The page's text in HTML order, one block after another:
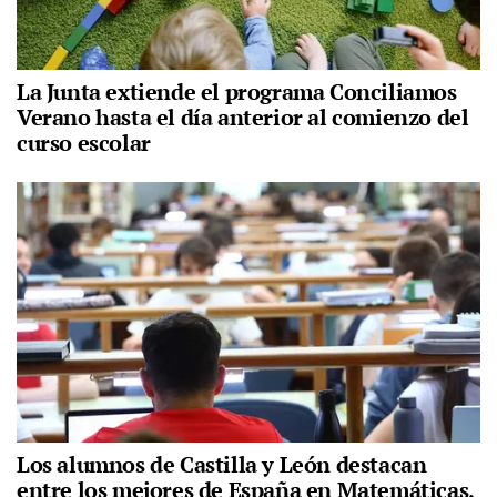
La Junta extiende el programa Conciliamos
Verano hasta el día anterior al comienzo del
curso escolar
Los alumnos de Castilla y León destacan
entre los mejores de España en Matemáticas,